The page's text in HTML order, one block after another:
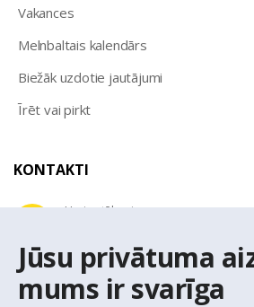
Jūsu privātuma
mums ir svarīga
Vakances
Melnbaltais kalendārs
Biežāk uzdotie jautājumi
Īrēt vai pirkt
KONTAKTI
Uzziņu tālrunis
E-pasta adrese
latio@latio.lv